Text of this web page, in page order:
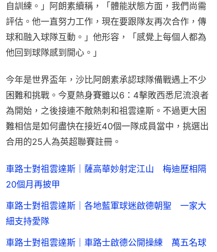
自訓練。」阿朗素續稱，「體能狀態方面，我們尚需
評估。他一直努力工作，現在要跟隊友再次合作，傳
球和融入球隊互動。」他形容，「感覺上每個人都為
他回到球隊感到開心。」
今年是世界盃年，沙比阿朗素承認球隊備戰遇上不少
困難和挑戰。今夏熱身賽雖以6：4擊敗西悉尼流浪者
為開始，之後接連不敵熱刺和祖雲達斯。不過更大困
難相信是如何盡快在接近40個一隊成員當中，挑選出
合用的25人為英超聯賽註冊。
車路士對祖雲達斯｜薩高華妙射定江山 梅迪歷相隔
20個月再披甲
車路士對祖雲達斯｜各地藍軍球迷啟德朝聖 一家大
細支持愛隊
車路士對祖雲達斯｜車路士啟德公開操練 萬五名球